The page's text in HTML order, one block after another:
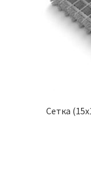
Сетка